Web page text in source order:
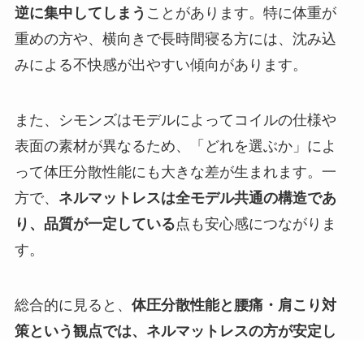
逆に集中してしまう ことがあります。特に体重が
重めの方や、横向きで長時間寝る方には、沈み込
みによる不快感が出やすい傾向があります。
また、シモンズはモデルによってコイルの仕様や
表面の素材が異なるため、「どれを選ぶか」によ
って体圧分散性能にも大きな差が生まれます。一
方で、 ネルマットレスは全モデル共通の構造であ
り、品質が一定している点も安心感につながりま
す。
総合的に見ると、 体圧分散性能と腰痛・肩こり対
策という観点では、ネルマットレスの方が安定し